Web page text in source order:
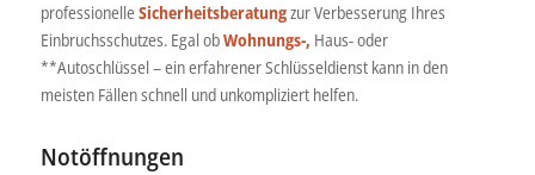
professionelleSicherheitsberatungzur Verbesserung Ihres
Einbruchsschutzes. Egal obWohnungs-, Haus- oder
**Autoschlüssel – ein erfahrener Schlüsseldienst kann in den
meisten Fällen schnell und unkompliziert helfen.
Notöffnungen